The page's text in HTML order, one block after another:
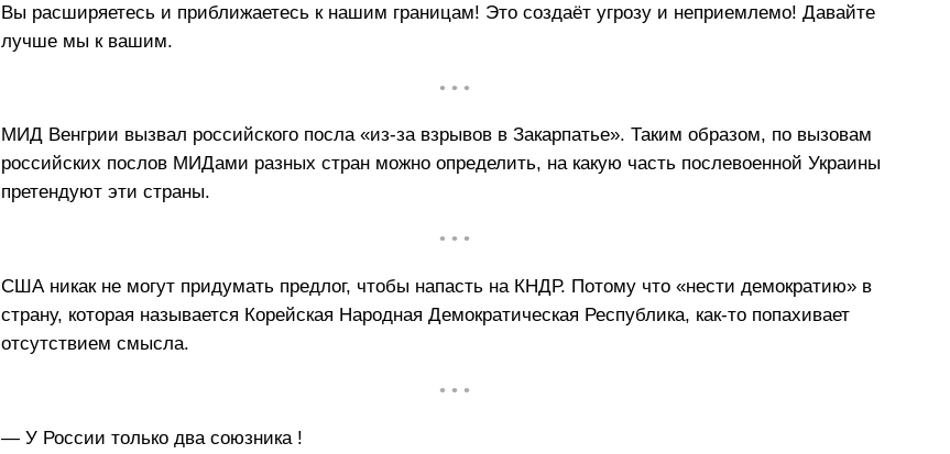
Вы расширяетесь и приближаетесь к нашим границам! Это создаёт угрозу и неприемлемо! Давайте
лучше мы к вашим.
• • •
МИД Венгрии вызвал российского посла «из-за взрывов в Закарпатье». Таким образом, по вызовам
российских послов МИДами разных стран можно определить, на какую часть послевоенной Украины
претендуют эти страны.
• • •
США никак не могут придумать предлог, чтобы напасть на КНДР. Потому что «нести демократию» в
страну, которая называется Корейская Народная Демократическая Республика, как-то попахивает
отсутствием смысла.
• • •
— У России только два союзника !